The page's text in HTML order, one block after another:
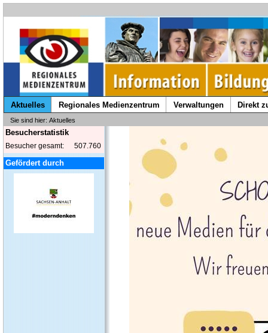
Aktuelles Regionales Medienzentrum Verwaltungen Direkt
Sie sind hier: Aktuelles
Besucherstatistik
Besucher gesamt: 507.760
Gefördert durch